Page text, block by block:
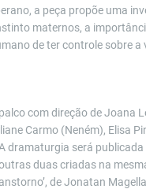
a peça propõe uma
maternos, a
de ter controle sobre a
com direção de Joana
Carmo (Neném), Elisa
dramaturgia será publicada
duas criadas na
de Jonatan